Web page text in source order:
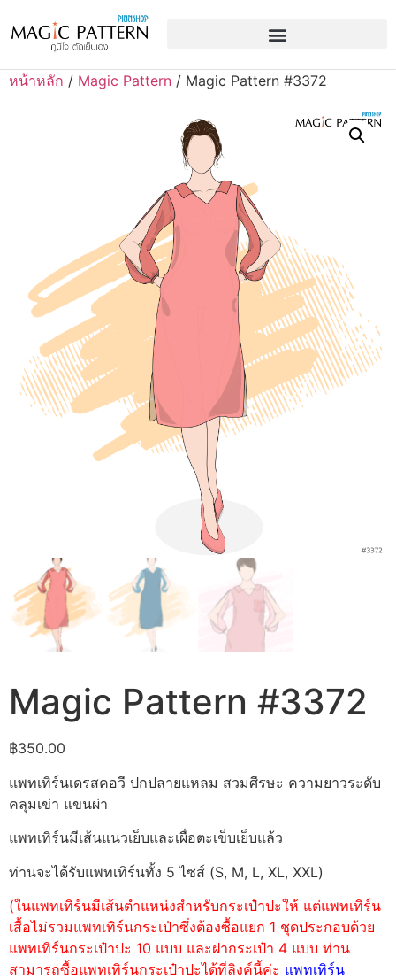
หน้าหลัก / Magic Pattern / Magic Pattern #3372
Magic Pattern #3372
฿350.00
แพทเทิร์นเดรสคอวี ปกปลายแหลม สวมศีรษะ ความยาวระดับ
คลุมเข่า แขนผ่า
แพทเทิร์นมีเส้นแนวเย็บและเผื่อตะเข็บเย็บแล้ว
ท่านจะได้รับแพทเทิร์นทั้ง 5 ไซส์ (S, M, L, XL, XXL)
(ในแพทเทิร์นมีเส้นตำแหน่งสำหรับกระเป๋าปะให้ แต่แพทเทิร์น
เสื้อไม่รวมแพทเทิร์นกระเป๋าซึ่งต้องซื้อแยก 1 ชุดประกอบด้วย
แพทเทิร์นกระเป๋าปะ 10 แบบ และฝากระเป๋า 4 แบบ ท่าน
สามารถซื้อแพทเทิร์นกระเป๋าปะได้ที่ลิงค์นี้ค่ะ แพทเทิร์น